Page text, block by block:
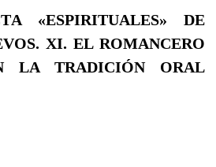
«ESPIRITUALES» DE
XI. EL ROMANCERO
LA TRADICIÓN ORAL